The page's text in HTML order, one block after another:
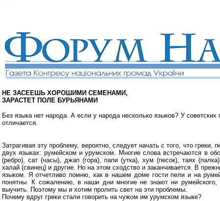
НЕ ЗАСЕЕШЬ ХОРОШИМИ СЕМЕНАМИ,
ЗАРАСТЕТ ПОЛЕ БУРЬЯНАМИ
Без языка нет народа. А если у народа несколько языков? У
отличается.
Затрагивая эту проблему, вероятно, следует начать с того, что
двух языках: румейском и урумском. Многие слова встречаются в
(ребро), сат (часы), джап (гора), папи (утка), хум (песок), таях
халай (свинец) и другие. Но на этом сходство и заканчивается. В
языком. Я отчетливо помню, как в нашем доме гости пели и на
понятны. К сожалению, в наши дни многие не знают ни румейского,
выучить. Поэтому мы и хотим пролить свет на эти проблемы.
Почему вдруг греки стали говорить на чужом им урумском языке?